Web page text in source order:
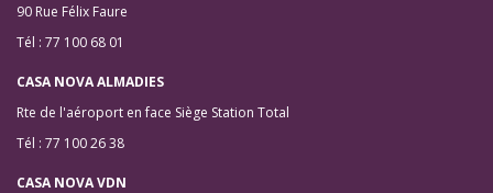
90 Rue Félix Faure
Tél : 77 100 68 01
CASA NOVA ALMADIES
Rte de l'aéroport en face Siège Station Total
Tél : 77 100 26 38
CASA NOVA VDN